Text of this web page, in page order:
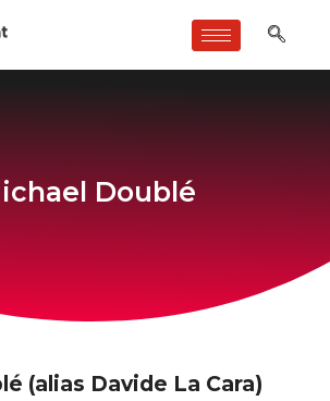
Doublé
(alias Davide La Cara)